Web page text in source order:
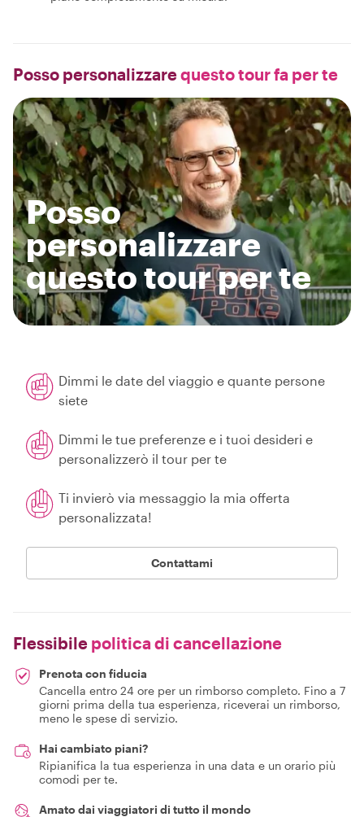
Posso personalizzarequesto tour fa per te
Posso
personalizzare
questo tour per te
Dimmi le date del viaggio e quante persone
siete
Dimmi le tue preferenze e i tuoi desideri e
personalizzerò il tour per te
Ti invierò via messaggio la mia offerta
personalizzata!
Contattami
Flessibile politica di cancellazione
Prenota con fiducia
Cancella entro 24 ore per un rimborso completo. Fino a 7
giorni prima della tua esperienza, riceverai un rimborso,
meno le spese di servizio.
Hai cambiato piani?
Ripianifica la tua esperienza in una data e un orario più
comodi per te.
Amato dai viaggiatori di tutto il mondo